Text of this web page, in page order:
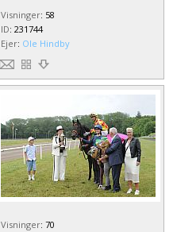
Visninger: 58
ID: 231744
Ejer: Ole Hindby
Visninger: 70